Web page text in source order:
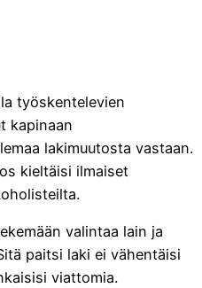
työskentelevien
kapinaan
lakimuutosta vastaan.
kieltäisi ilmaiset
valintaa lain ja
paitsi laki ei vähentäisi
viattomia.